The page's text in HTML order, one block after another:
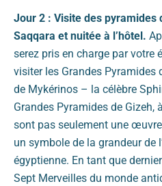
Jour 2 : Visite des pyramides
Saqqara et nuitée à l’hôtel.
serez pris en charge par votre
visiter les Grandes Pyramides
de Mykérinos – la célèbre
Grandes Pyramides de Gizeh,
sont pas seulement une
un symbole de la grandeur de
égyptienne. En tant que
Sept Merveilles du monde